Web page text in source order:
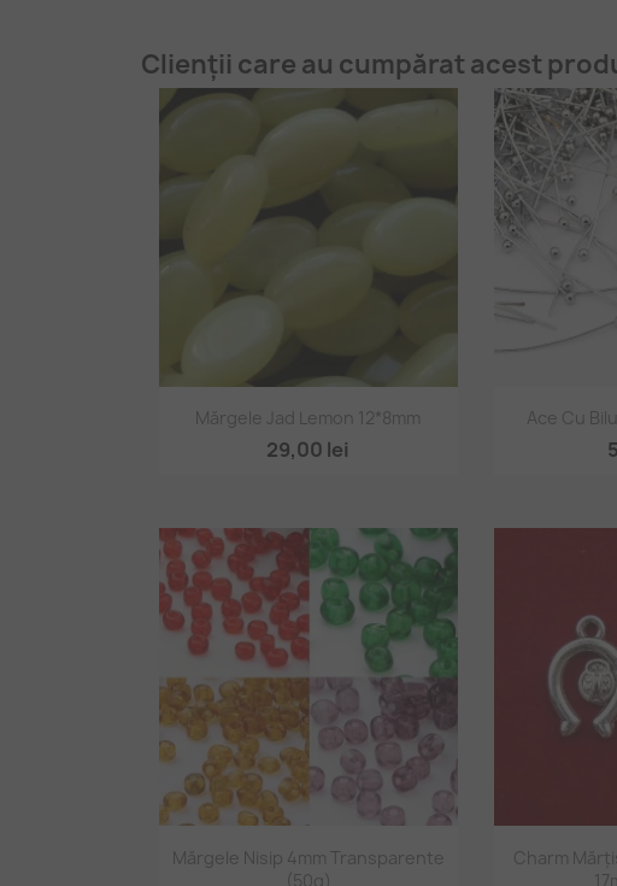
Clienții care au cumpărat acest
Vizualizare rapidă
Mărgele Jad Lemon 12*8mm
29,00 lei

Ace Cu
 Vizualizare rapidă
Mărgele Nisip 4mm Transparente
(50g)

Charm